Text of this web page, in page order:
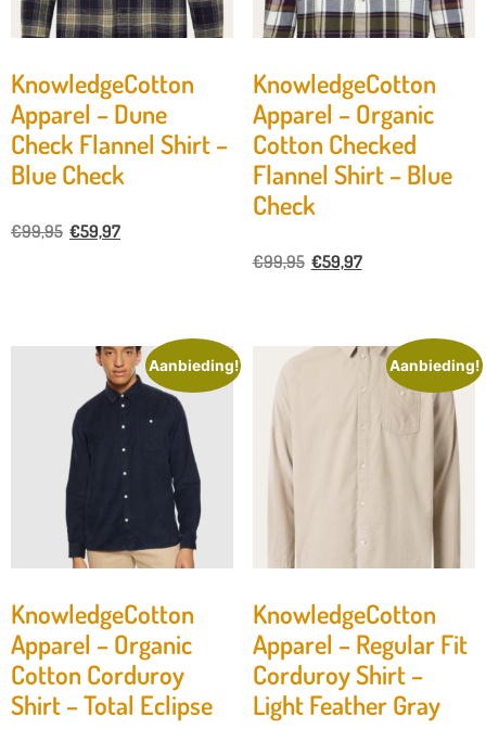
KnowledgeCotton
Apparel – Dune
Check Flannel Shirt –
Blue Check
€99,95 €59,97
KnowledgeCotton
Apparel – Organic
Cotton Checked
Flannel Shirt – Blue
Check
€99,95 €59,97
Aanbieding!
KnowledgeCotton
Apparel – Organic
Cotton Corduroy
Shirt – Total Eclipse
Aanbieding!
KnowledgeCotton
Apparel – Regular Fit
Corduroy Shirt –
Light Feather Gray